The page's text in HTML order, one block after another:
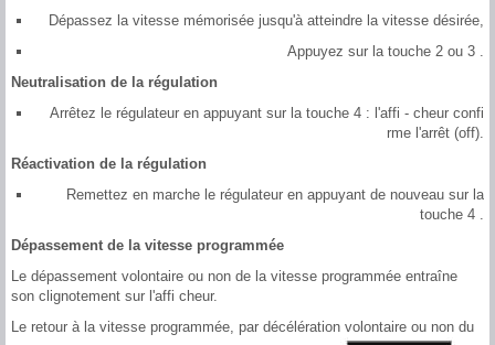
Dépassez la vitesse mémorisée jusqu'à atteindre la vitesse désirée,
Appuyez sur la touche 2 ou 3 .
Neutralisation de la régulation
Arrêtez le régulateur en appuyant sur la touche 4 : l'affi - cheur confi
rme l'arrêt (off).
Réactivation de la régulation
Remettez en marche le régulateur en appuyant de nouveau sur la
touche 4 .
Dépassement de la vitesse programmée
Le dépassement volontaire ou non de la vitesse programmée entraîne
son clignotement sur l'affi cheur.
Le retour à la vitesse programmée, par décélération volontaire ou non du